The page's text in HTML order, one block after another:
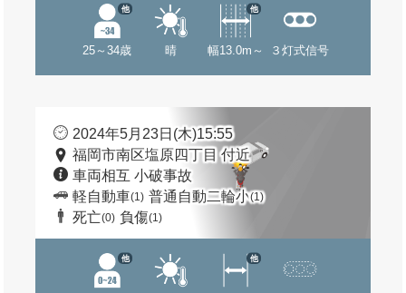
25～34歳
他
晴 幅13.0m～
他
３灯式信号
2024年5月23日(木)15:55
福岡市南区塩原四丁目 付近
車両相互 小破事故
軽自動車(1) 普通自動二輪小(1)
死亡(0) 負傷(1)
他 他